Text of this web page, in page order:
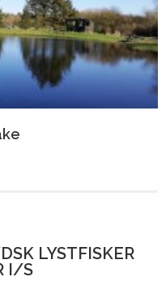
LYSTFISKER
I/S